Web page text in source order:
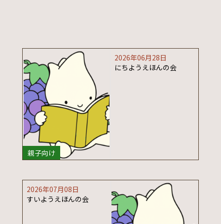
親子向け
2026年06月28日
にちようえほんの会
2026年07月08日
すいようえほんの会